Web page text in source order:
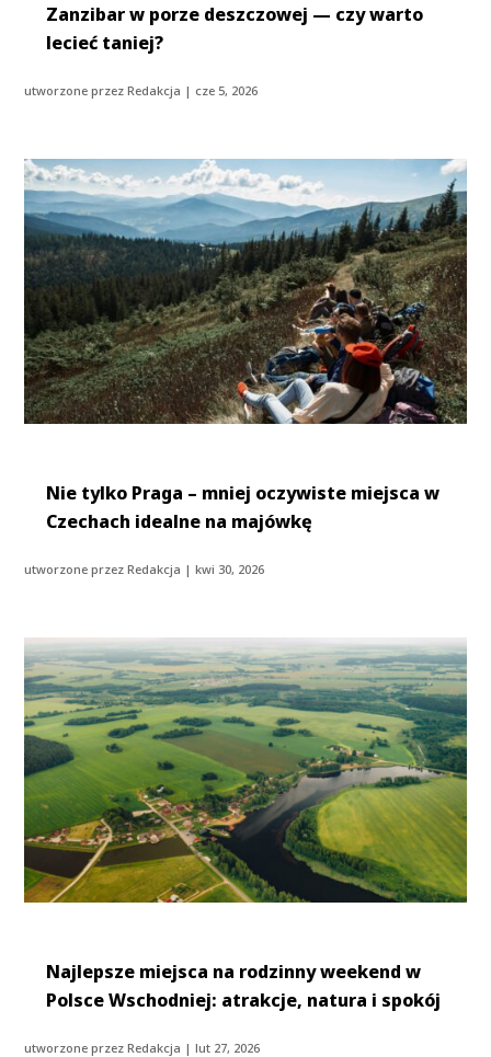
Zanzibar w porze deszczowej — czy warto
lecieć taniej?
utworzone przezRedakcja | cze 5, 2026
Nie tylko Praga – mniej oczywiste miejsca w
Czechach idealne na majówkę
utworzone przezRedakcja |kwi 30, 2026
Najlepsze miejsca na rodzinny weekend w
Polsce Wschodniej: atrakcje, natura i spokój
utworzone przezRedakcja |lut 27, 2026